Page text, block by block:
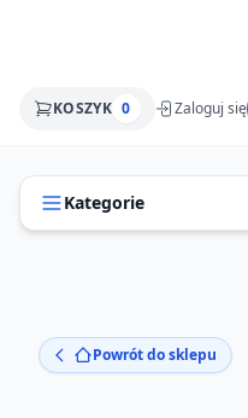
KOSZYK 0 Zaloguj się
Kategorie
Powrót do sklepu